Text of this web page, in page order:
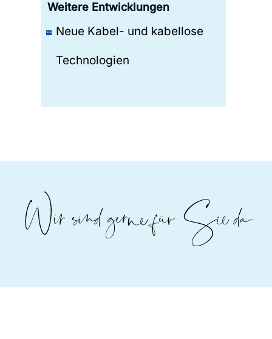
Weitere Entwicklungen
Neue Kabel- und kabellose
Technologien